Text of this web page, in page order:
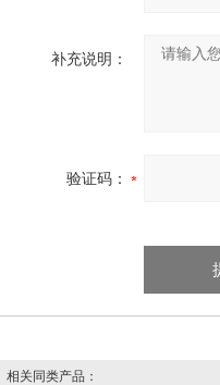
补充说明：
验证码：
相关同类产品：